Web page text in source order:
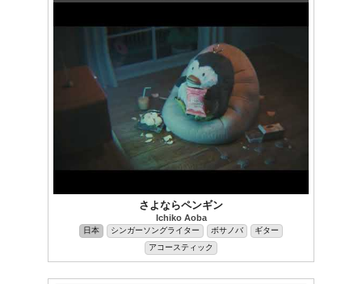
さよならペンギン
Ichiko Aoba
日本 シンガーソングライター ボサノバ
ギター
アコースティック